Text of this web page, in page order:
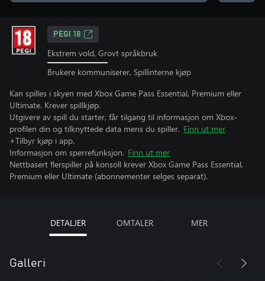
PEGI 18
Ekstrem vold, Grovt språkbruk
Brukere kommuniserer, Spillinterne kjøp
Kan spilles i skyen med Xbox Game Pass Essential, Premium eller
Ultimate. Krever spillkjøp.
Utgivere av spill du starter, får tilgang til informasjon om Xbox-
profilen din og tilknyttede data mens du spiller. Finn ut mer
+Tilbyr kjøp i app.
Informasjon om sperrefunksjon. Finn ut mer
Nettbasert flerspiller på konsoll krever Xbox Game Pass Essential,
Premium eller Ultimate (abonnementer selges separat).
DETALJER OMTALER MER
Galleri